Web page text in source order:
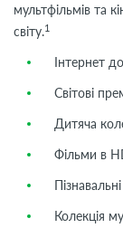
мультфільмів та
світу.1
Інтернет
Світові
Дитяча
Фільми в
Колекція